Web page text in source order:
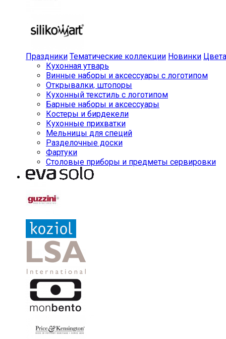
Праздники Тематические коллекции Новинки Цвета
Кухонная утварь
Винные наборы и аксессуары с логотипом
Открывалки, штопоры
Кухонный текстиль с логотипом
Барные наборы и аксессуары
Костеры и бирдекели
Кухонные прихватки
Мельницы для специй
Разделочные доски
Фартуки
Столовые приборы и предметы сервировки